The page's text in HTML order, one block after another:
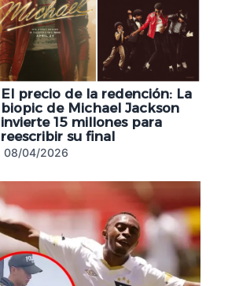
El precio de la redención: La
biopic de Michael Jackson
invierte 15 millones para
reescribir su final
08/04/2026